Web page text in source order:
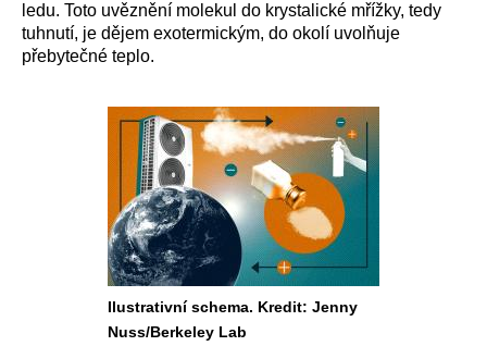
ledu. Toto uvěznění molekul do krystalické mřížky, tedy
tuhnutí, je dějem exotermickým, do okolí uvolňuje
přebytečné teplo.
Ilustrativní schema. Kredit: Jenny
Nuss/Berkeley Lab